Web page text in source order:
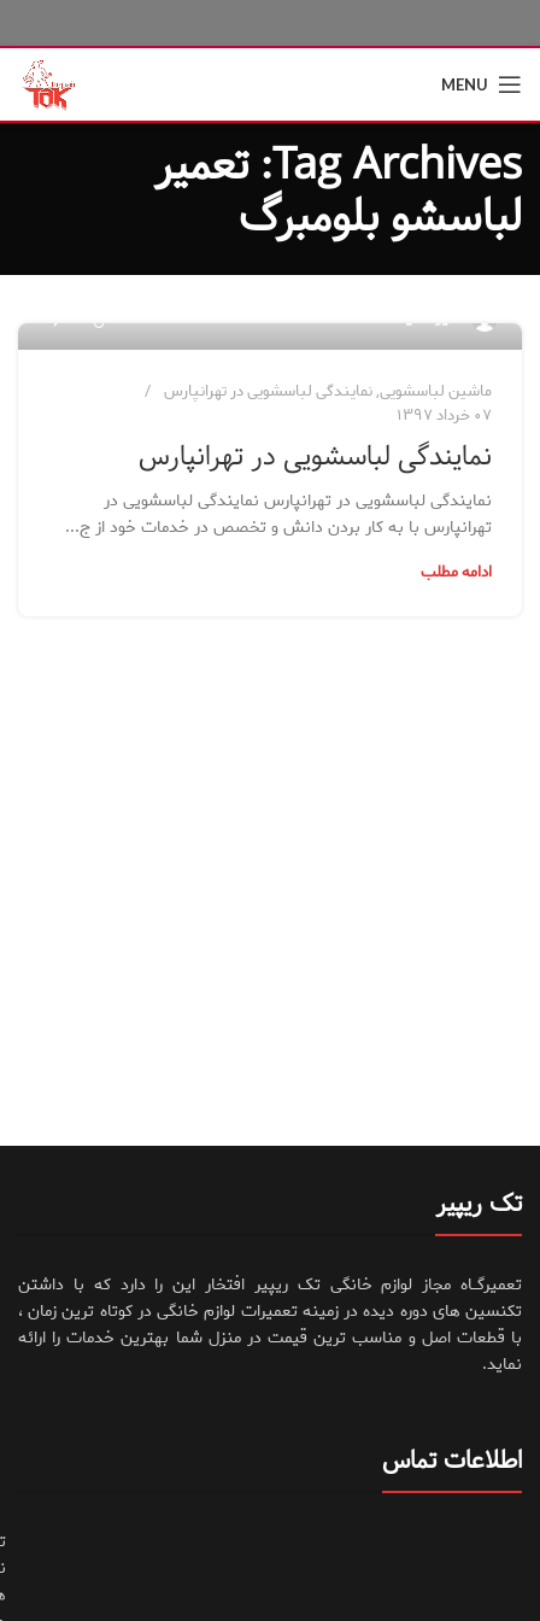
MENU
Tag Archives: تعمیر
لباسشو بلومبرگ
مدیر سایت
ماشین لباسشویی,نمایندگی لباسشویی در تهرانپارس
۰۷ خرداد ۱۳۹۷
نمایندگی لباسشویی در تهرانپارس
نمایندگی لباسشویی در تهرانپارس نمایندگی لباسشویی در
تهرانپارس با به کار بردن دانش و تخصص در خدمات خود از ج...
ادامه مطلب
تک ریپیر
تعمیرگــاه مجاز لوازم خانگی تک ریپیر افتخار این را دارد که با داشتن
تکنسین های دوره دیده در زمینه تعمیرات لوازم خانگی در کوتاه ترین زمان ،
با قطعات اصل و مناسب ترین قیمت در منزل شما بهترین خدمات را ارائه
نماید.
اطلاعات تماس